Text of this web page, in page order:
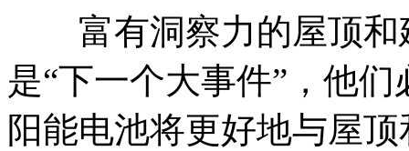
富有洞察力的屋顶和
是“下一个大事件”，他
阳能电池将更好地与屋